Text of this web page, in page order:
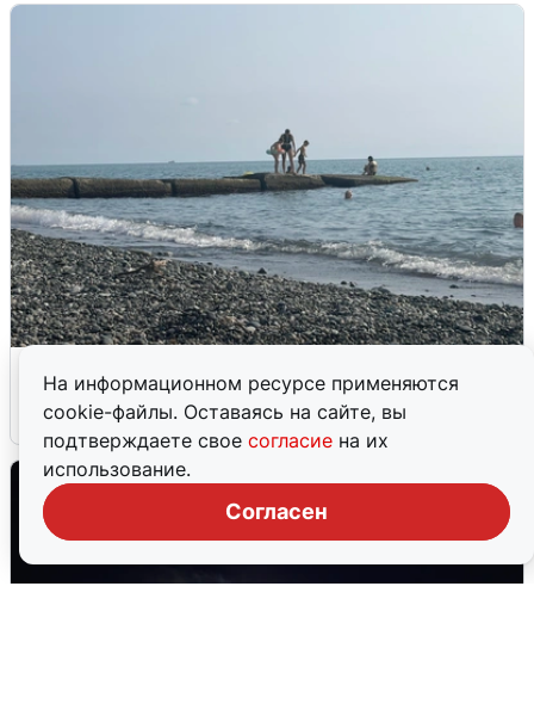
На информационном ресурсе применяются
cookie-файлы. Оставаясь на сайте, вы
подтверждаете свое согласие на их
использование.
Согласен
6 августа 0